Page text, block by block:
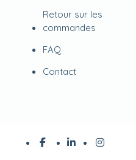
Retour sur les
commandes
FAQ
Contact